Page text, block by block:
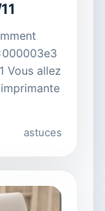
Vous allez
astuces